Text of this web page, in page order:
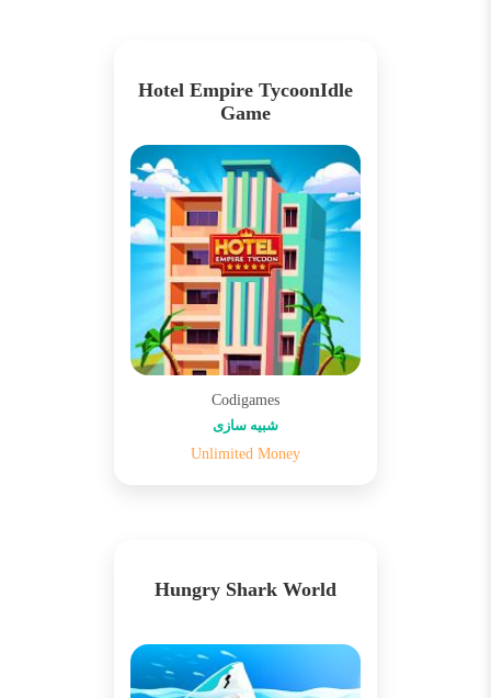
Hotel Empire TycoonIdle
Game
Codigames
شبیه سازی
Unlimited Money
Hungry Shark World